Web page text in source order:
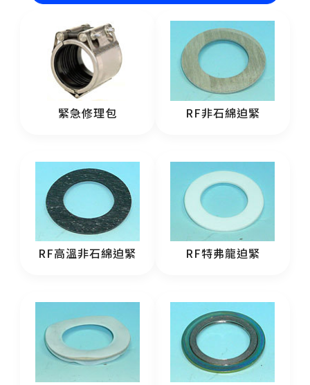
緊急修理包 RF非石綿迫緊
RF高溫非石綿迫緊 RF特弗龍迫緊